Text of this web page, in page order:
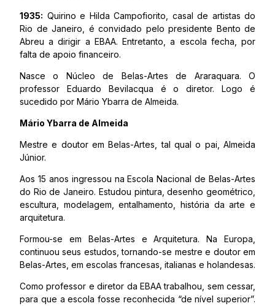
1935: Quirino e Hilda Campofiorito, casal de artistas do
Rio de Janeiro, é convidado pelo presidente Bento de
Abreu a dirigir a EBAA. Entretanto, a escola fecha, por
falta de apoio financeiro.
Nasce o Núcleo de Belas-Artes de Araraquara. O
professor Eduardo Bevilacqua é o diretor. Logo é
sucedido por Mário Ybarra de Almeida.
Mário Ybarra de Almeida
Mestre e doutor em Belas-Artes, tal qual o pai, Almeida
Júnior.
Aos 15 anos ingressou na Escola Nacional de Belas-Artes
do Rio de Janeiro. Estudou pintura, desenho geométrico,
escultura, modelagem, entalhamento, história da arte e
arquitetura.
Formou-se em Belas-Artes e Arquitetura. Na Europa,
continuou seus estudos, tornando-se mestre e doutor em
Belas-Artes, em escolas francesas, italianas e holandesas.
Como professor e diretor da EBAA trabalhou, sem cessar,
para que a escola fosse reconhecida “de nível superior”.